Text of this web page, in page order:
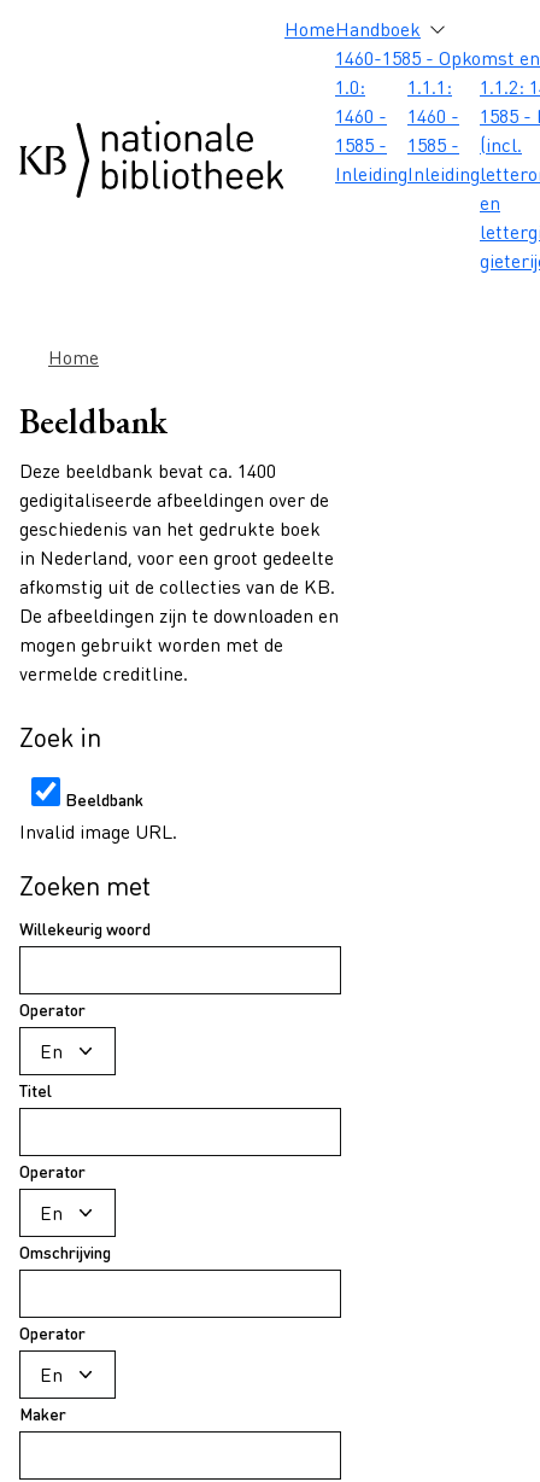
Hoofdnavigatie
HomeHandboek
1460-1585 - Opkomst
1.0:
1460 -
1585 -
Inleiding
1.1.1:
1460 -
1585 -
Inleiding
1.1.2:
1585
(incl.
en
Kruimelpad
Home
Beeldbank
Deze beeldbank bevat ca. 1400
gedigitaliseerde afbeeldingen over de
geschiedenis van het gedrukte boek
in Nederland, voor een groot gedeelte
afkomstig uit de collecties van de KB.
De afbeeldingen zijn te downloaden en
mogen gebruikt worden met de
vermelde creditline.
Zoek in
Beeldbank
Invalid image URL.
Zoeken met
Willekeurig woord
Operator
Titel
Operator
Omschrijving
Operator
Maker